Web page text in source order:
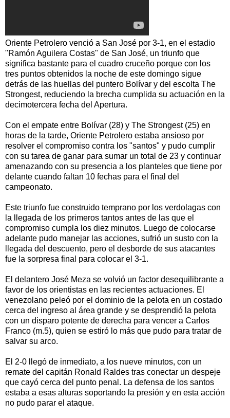
Oriente Petrolero venció a San José por 3-1, en el estadio
"Ramón Aguilera Costas" de San José, un triunfo que
significa bastante para el cuadro cruceño porque con los
tres puntos obtenidos la noche de este domingo sigue
detrás de las huellas del puntero Bolívar y del escolta The
Strongest, reduciendo la brecha cumplida su actuación en la
decimotercera fecha del Apertura.
Con el empate entre Bolívar (28) y The Strongest (25) en
horas de la tarde, Oriente Petrolero estaba ansioso por
resolver el compromiso contra los "santos" y pudo cumplir
con su tarea de ganar para sumar un total de 23 y continuar
amenazando con su presencia a los planteles que tiene por
delante cuando faltan 10 fechas para el final del
campeonato.
Este triunfo fue construido temprano por los verdolagas con
la llegada de los primeros tantos antes de las que el
compromiso cumpla los diez minutos. Luego de colocarse
adelante pudo manejar las acciones, sufrió un susto con la
llegada del descuento, pero el desborde de sus atacantes
fue la sorpresa final para colocar el 3-1.
El delantero José Meza se volvió un factor desequilibrante a
favor de los orientistas en las recientes actuaciones. El
venezolano peleó por el dominio de la pelota en un costado
cerca del ingreso al área grande y se desprendió la pelota
con un disparo potente de derecha para vencer a Carlos
Franco (m.5), quien se estiró lo más que pudo para tratar de
salvar su arco.
El 2-0 llegó de inmediato, a los nueve minutos, con un
remate del capitán Ronald Raldes tras conectar un despeje
que cayó cerca del punto penal. La defensa de los santos
estaba a esas alturas soportando la presión y en esta acción
no pudo parar el ataque.